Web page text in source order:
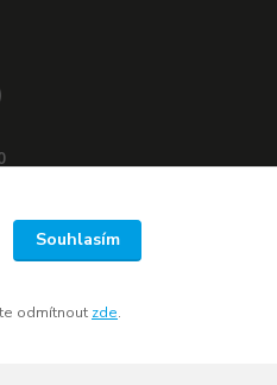
)
Souhlasím
odmítnout zde.